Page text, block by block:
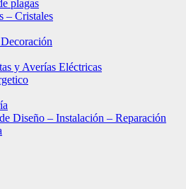
plagas
– Cristales
y Averías Eléctricas
Diseño – Instalación – Reparación